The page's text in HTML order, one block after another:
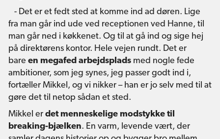
- Det er et fedt sted at komme ind ad døren. Lige
fra man går ind ude ved receptionen ved Hanne, til
man går ned i køkkenet. Og til at gå ind og sige hej
på direktørens kontor. Hele vejen rundt. Det er
bare en megafed arbejdsplads med nogle fede
ambitioner, som jeg synes, jeg passer godt ind i,
fortæller Mikkel, og vi nikker – han er jo selv med til at
gøre det til netop sådan et sted.
Mikkel erdet menneskelige modstykke til
breaking-bjælken. En varm, levende vært, der